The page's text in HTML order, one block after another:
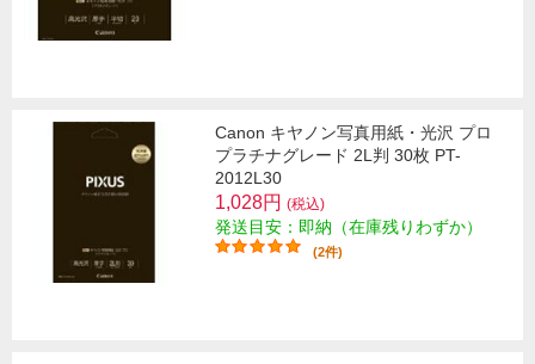
Canon キヤノン写真用紙・光沢 プロ
プラチナグレード 2L判 30枚 PT-
2012L30
1,028円 (税込)
発送目安：即納（在庫残りわずか）
(2件)